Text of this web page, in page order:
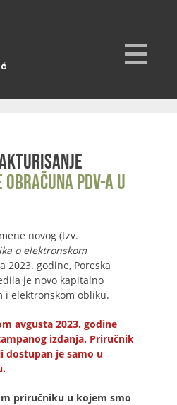
PDV-a u
novog (tzv.
o elektronskom
2023. godine, Poreska
je novo kapitalno
i elektronskom obliku.
avgusta 2023. godine
izdanja. Priručnik
dostupan je samo u
priručniku u kojem smo